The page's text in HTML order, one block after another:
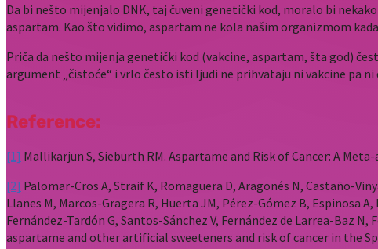
Da bi nešto mijenjalo DNK, taj čuveni genetički kod, moralo bi
aspartam. Kao što vidimo, aspartam ne kola našim organizmom
Priča da nešto mijenja genetički kod (vakcine, aspartam, šta god)
argument „čistoće“ i vrlo često isti ljudi ne prihvataju ni vakcine pa
Reference:
[1] Mallikarjun S, Sieburth RM. Aspartame and Risk of Cancer: A
[2] Palomar-Cros A, Straif K, Romaguera D, Aragonés N, Castaño-
Llanes M, Marcos-Gragera R, Huerta JM, Pérez-Gómez B, Espinosa
Fernández-Tardón G, Santos-Sánchez V, Fernández de Larrea-Baz
aspartame and other artificial sweeteners and risk of cancer in the